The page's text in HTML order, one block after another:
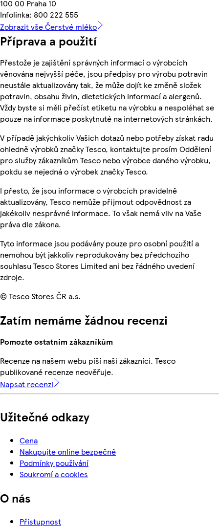
100 00 Praha 10
Infolinka: 800 222 555
Zobrazit vše Čerstvé mléko
Příprava a použití
Přestože je zajištění správných informací o výrobcích
věnována nejvyšší péče, jsou předpisy pro výrobu potravin
neustále aktualizovány tak, že může dojít ke změně složek
potravin, obsahu živin, dietetických informací a alergenů.
Vždy byste si měli přečíst etiketu na výrobku a nespoléhat se
pouze na informace poskytnuté na internetových stránkách.
V případě jakýchkoliv Vašich dotazů nebo potřeby získat radu
ohledně výrobků značky Tesco, kontaktujte prosím Oddělení
pro služby zákazníkům Tesco nebo výrobce daného výrobku,
pokdu se nejedná o výrobek značky Tesco.
I přesto, že jsou informace o výrobcích pravidelně
aktualizovány, Tesco nemůže přijmout odpovědnost za
jakékoliv nesprávné informace. To však nemá vliv na Vaše
práva dle zákona.
Tyto informace jsou podávány pouze pro osobní použití a
nemohou být jakkoliv reprodukovány bez předchozího
souhlasu Tesco Stores Limited ani bez řádného uvedení
zdroje.
© Tesco Stores ČR a.s.
Zatím nemáme žádnou recenzi
Pomozte ostatním zákazníkům
Recenze na našem webu píší naši zákazníci. Tesco
publikované recenze neověřuje.
Napsat recenzi
Užitečné odkazy
Cena
Nakupujte online bezpečně
Podmínky používání
Soukromí a cookies
O nás
Přístupnost